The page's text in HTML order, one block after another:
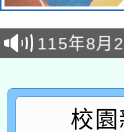
轉知經濟
業技術研
動」
115年8月
桃園市孔
開 智慧啟
2026年桃
「2026桃
關事宜
轉知教育
校